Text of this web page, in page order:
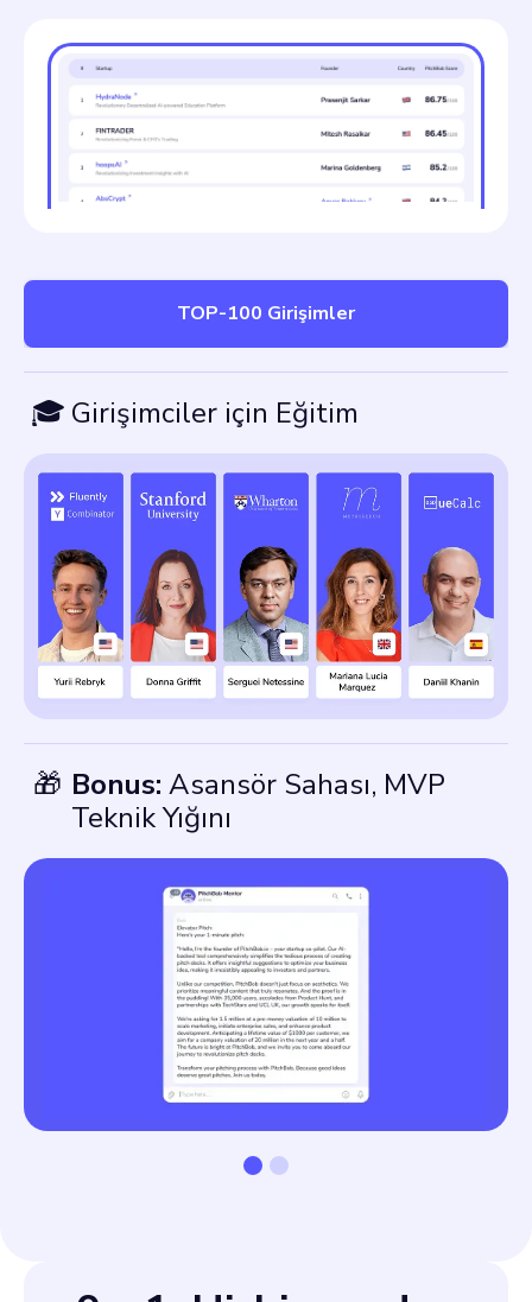
TOP-100 Girişimler
🎓 Girişimciler için Eğitim
🎁 Bonus: Asansör Sahası, MVP
Teknik Yığını